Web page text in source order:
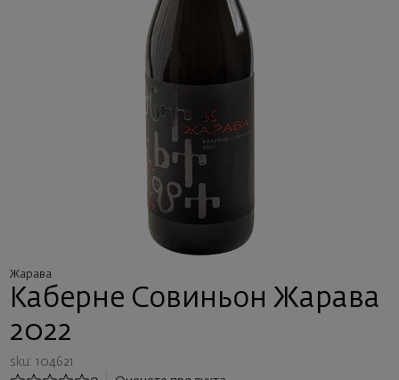
Жарава
Каберне Совиньон Жарава
2022
sku: 104621